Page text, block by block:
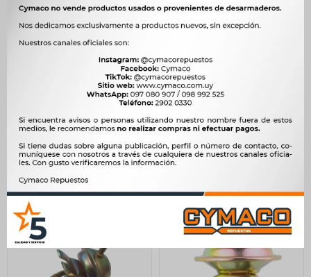
AVANCE DE DISTRIBUIDOR
DAIHATSU CHARADE HIJET
ENCASTRE MAS FINO -
$1.835 $ 1.880
1.560
AVANCE DE DISTRIBUIDOR
- VW- CHEVETTE CON
$688 $ 705
585